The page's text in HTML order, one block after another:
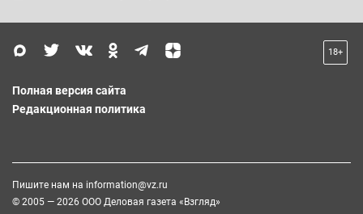
18+
Полная версия сайта
Редакционная политика
Пишите нам на information@vz.ru
© 2005 — 2026 ООО Деловая газета «Взгляд»